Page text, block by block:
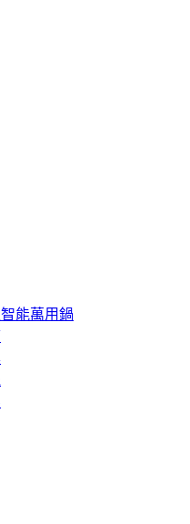
能萬用鍋